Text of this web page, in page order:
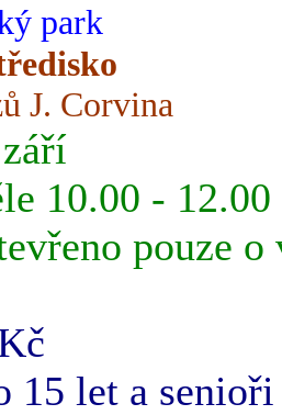
park
J. Corvina
10.00 -
pouze o
15 let a